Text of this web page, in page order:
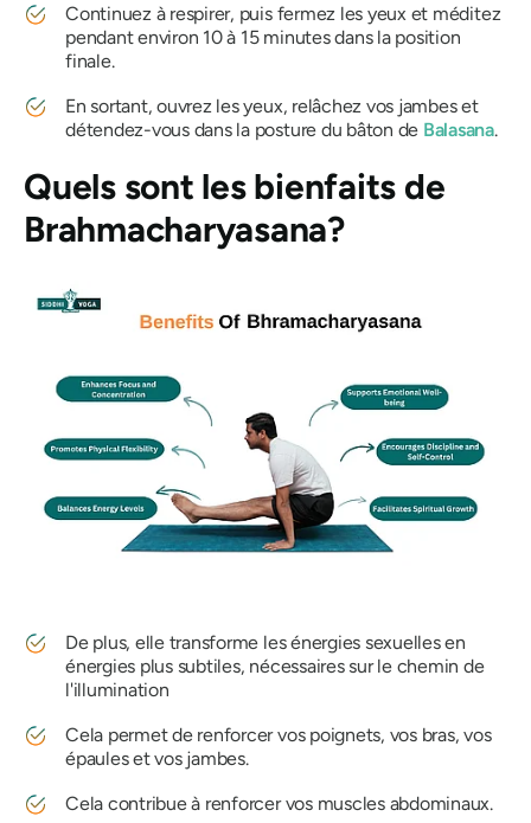
Continuez à respirer, puis fermez les yeux et méditez
pendant environ 10 à 15 minutes dans la position
finale.
En sortant, ouvrez les yeux, relâchez vos jambes et
détendez-vous dans la posture du bâton de Balasana.
Quels sont les bienfaits de
Brahmacharyasana?
De plus, elle transforme les énergies sexuelles en
énergies plus subtiles, nécessaires sur le chemin de
l'illumination
Cela permet de renforcer vos poignets, vos bras, vos
épaules et vos jambes.
Cela contribue à renforcer vos muscles abdominaux.